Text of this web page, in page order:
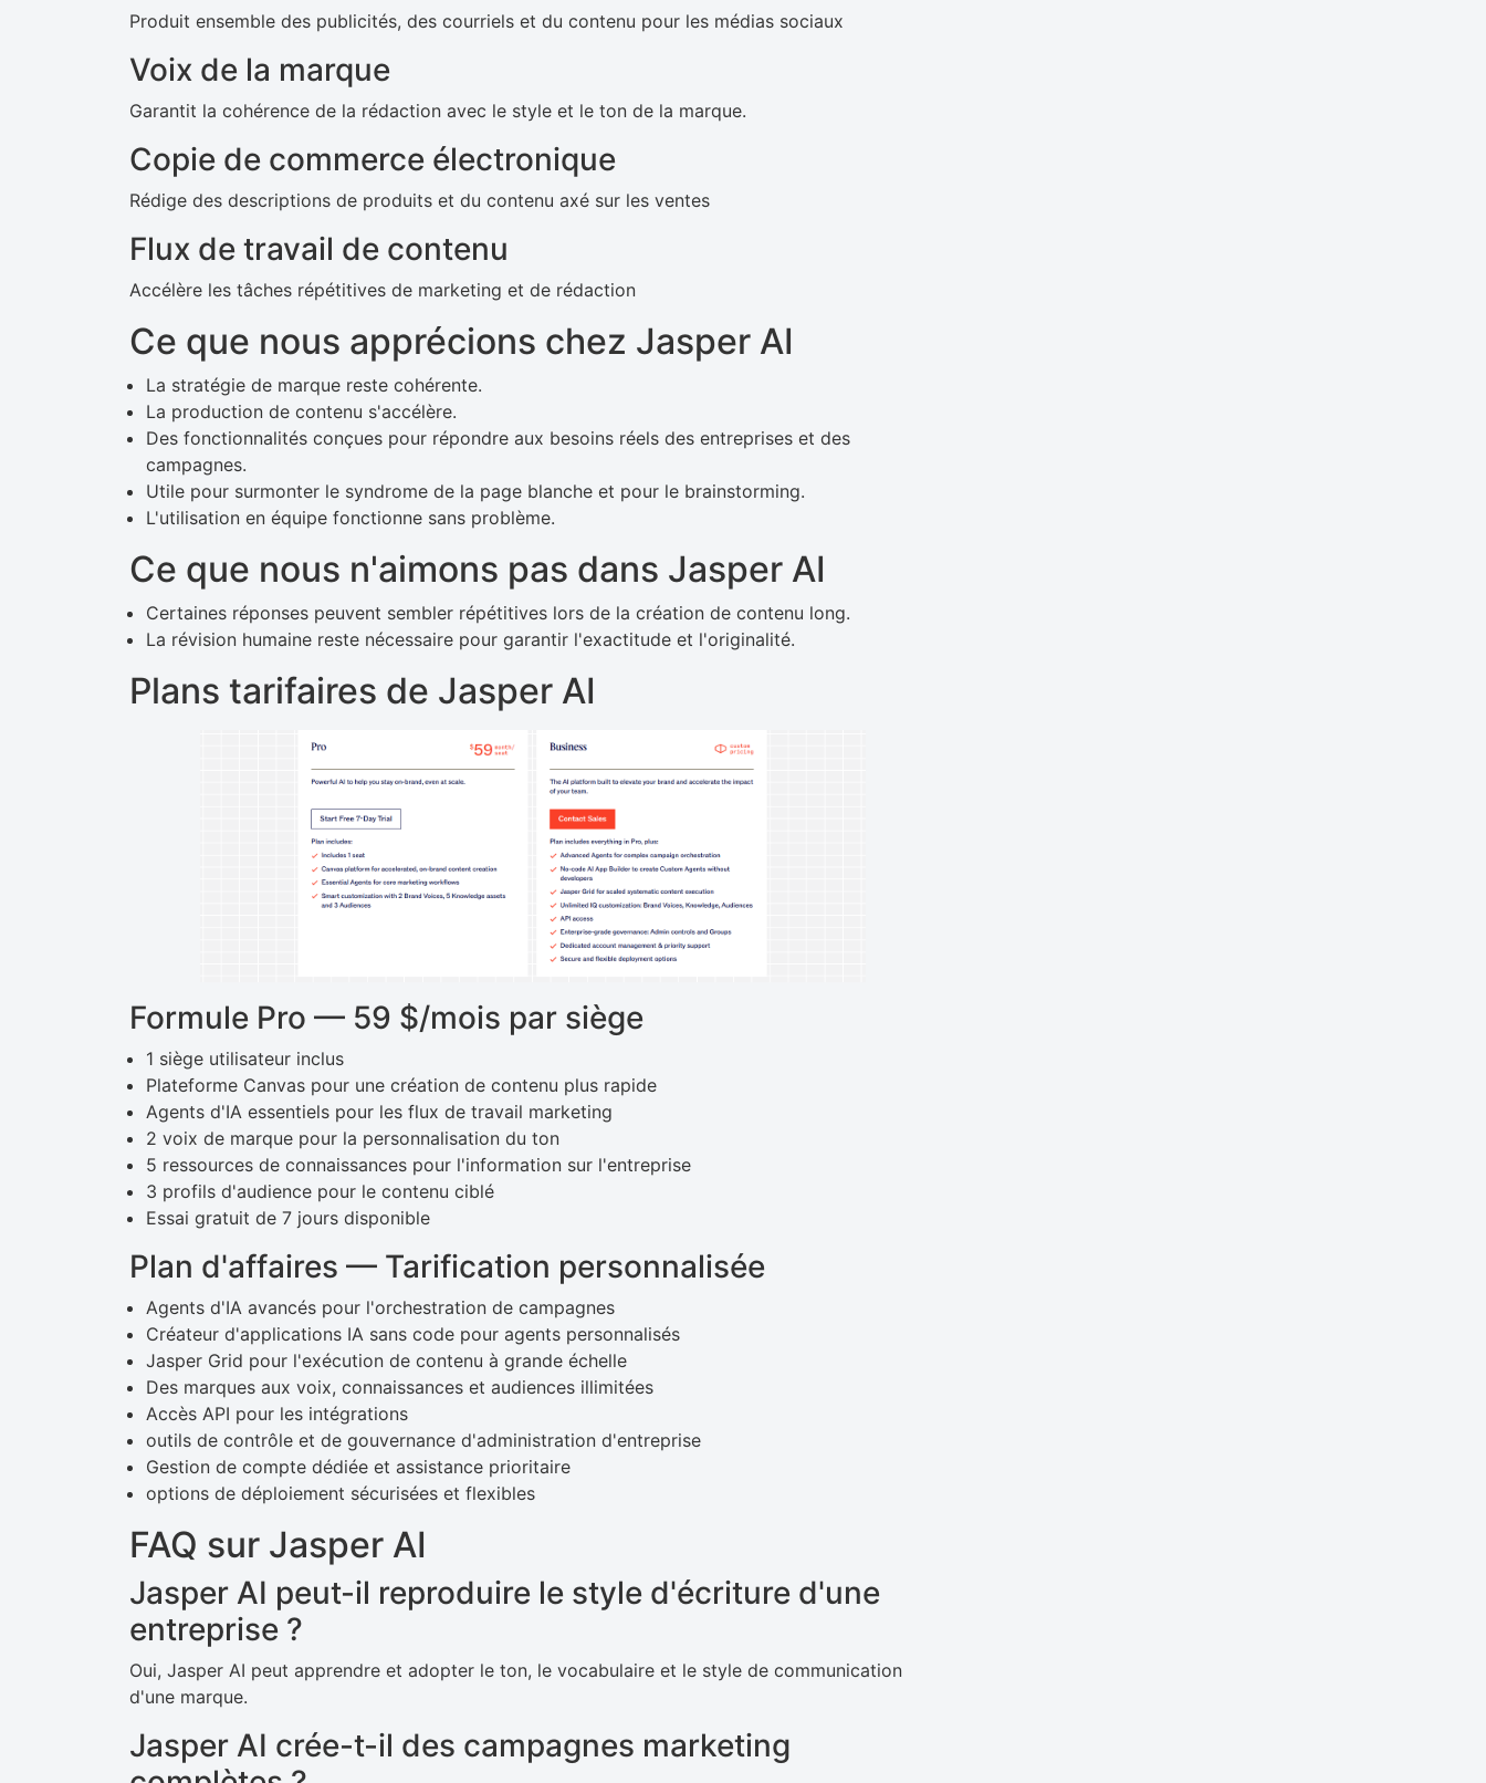
Produit ensemble des publicités, des courriels et du contenu pour les médias sociaux
Voix de la marque
Garantit la cohérence de la rédaction avec le style et le ton de la marque.
Copie de commerce électronique
Rédige des descriptions de produits et du contenu axé sur les ventes
Flux de travail de contenu
Accélère les tâches répétitives de marketing et de rédaction
Ce que nous apprécions chez Jasper AI
La stratégie de marque reste cohérente.
La production de contenu s'accélère.
Des fonctionnalités conçues pour répondre aux besoins réels des entreprises et des
campagnes.
Utile pour surmonter le syndrome de la page blanche et pour le brainstorming.
L'utilisation en équipe fonctionne sans problème.
Ce que nous n'aimons pas dans Jasper AI
Certaines réponses peuvent sembler répétitives lors de la création de contenu long.
La révision humaine reste nécessaire pour garantir l'exactitude et l'originalité.
Plans tarifaires de Jasper AI
Formule Pro — 59 $/mois par siège
1 siège utilisateur inclus
Plateforme Canvas pour une création de contenu plus rapide
Agents d'IA essentiels pour les flux de travail marketing
2 voix de marque pour la personnalisation du ton
5 ressources de connaissances pour l'information sur l'entreprise
3 profils d'audience pour le contenu ciblé
Essai gratuit de 7 jours disponible
Plan d'affaires — Tarification personnalisée
Agents d'IA avancés pour l'orchestration de campagnes
Créateur d'applications IA sans code pour agents personnalisés
Jasper Grid pour l'exécution de contenu à grande échelle
Des marques aux voix, connaissances et audiences illimitées
Accès API pour les intégrations
outils de contrôle et de gouvernance d'administration d'entreprise
Gestion de compte dédiée et assistance prioritaire
options de déploiement sécurisées et flexibles
FAQ sur Jasper AI
Jasper AI peut-il reproduire le style d'écriture d'une
entreprise ?
Oui, Jasper AI peut apprendre et adopter le ton, le vocabulaire et le style de communication
d'une marque.
Jasper AI crée-t-il des campagnes marketing